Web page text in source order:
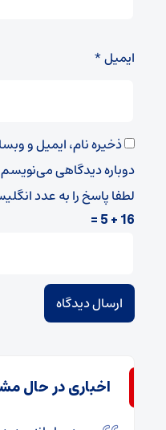
ایمیل*
ذخیره نام، ایمیل و
دوباره دیدگاهی
لطفا پاسخ را به عدد
16 + 5 =
اخباری در حال